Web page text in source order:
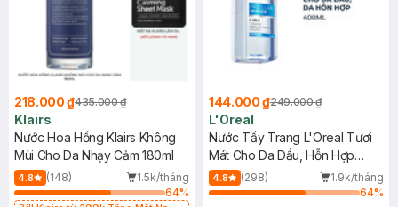
218.000 ₫435.000 ₫
Klairs
Nước Hoa Hồng Klairs Không
Mùi Cho Da Nhạy Cảm 180ml
4.8 (148)
1.5k/tháng
64%
144.000 ₫249.000 ₫
L'Oreal
Nước Tẩy Trang L'Oreal Tươi
Mát Cho Da Dầu, Hỗn Hợp
400ml
4.8 (298)
1.9k/tháng
64%